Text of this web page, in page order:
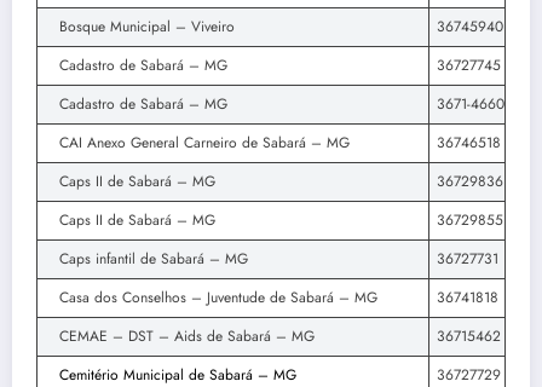
Bosque Municipal – Viveiro
36745940
Cadastro de Sabará – MG
36727745
Cadastro de Sabará – MG
3671-4660
CAI Anexo General Carneiro de Sabará – MG
36746518
Caps II de Sabará – MG
36729836
Caps II de Sabará – MG
36729855
Caps infantil de Sabará – MG
36727731
Casa dos Conselhos – Juventude de Sabará – MG
36741818
CEMAE – DST – Aids de Sabará – MG
36715462
Cemitério Municipal de Sabará – MG
36727729